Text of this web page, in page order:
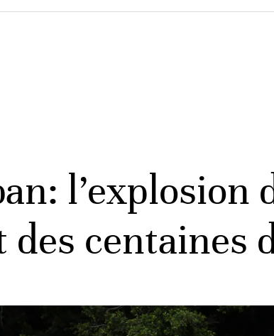
l’explosion
centaines